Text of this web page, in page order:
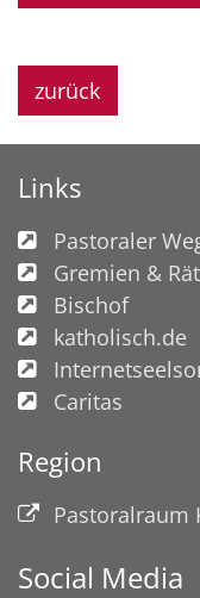
zurück
Links
Pastoraler
Gremien &
Bischof
katholisch.de
Caritas
Region
Pastoralraum
Social Media